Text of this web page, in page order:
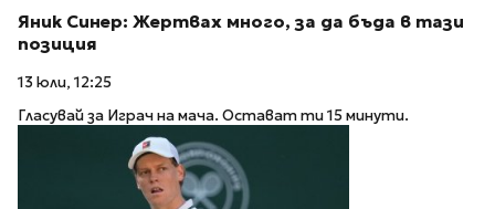
Яник Синер: Жертвах много, за да бъда в тази
позиция
13 юли, 12:25
Гласувай за Играч на мача. Остават ти 15 минути.